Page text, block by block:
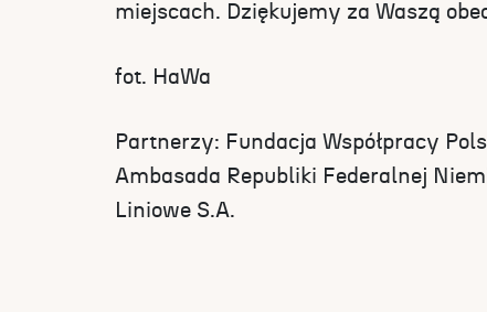
miejscach. Dziękujemy za Waszą
fot. HaWa
Partnerzy: Fundacja Współpracy
Ambasada Republiki Federalnej
Liniowe S.A.